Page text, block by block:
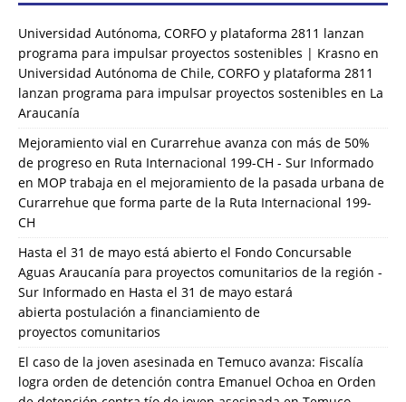
Universidad Autónoma, CORFO y plataforma 2811 lanzan
programa para impulsar proyectos sostenibles | Krasno en
Universidad Autónoma de Chile, CORFO y plataforma 2811
lanzan programa para impulsar proyectos sostenibles en La
Araucanía
Mejoramiento vial en Curarrehue avanza con más de 50%
de progreso en Ruta Internacional 199-CH - Sur Informado
en MOP trabaja en el mejoramiento de la pasada urbana de
Curarrehue que forma parte de la Ruta Internacional 199-
CH
Hasta el 31 de mayo está abierto el Fondo Concursable
Aguas Araucanía para proyectos comunitarios de la región -
Sur Informado en Hasta el 31 de mayo estará
abierta postulación a financiamiento de
proyectos comunitarios
El caso de la joven asesinada en Temuco avanza: Fiscalía
logra orden de detención contra Emanuel Ochoa en Orden